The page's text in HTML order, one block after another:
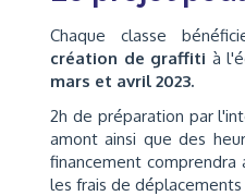
Chaque classe
création de graffiti à
mars et avril 2023.
2h de préparation par
amont ainsi que des
financement
les frais de